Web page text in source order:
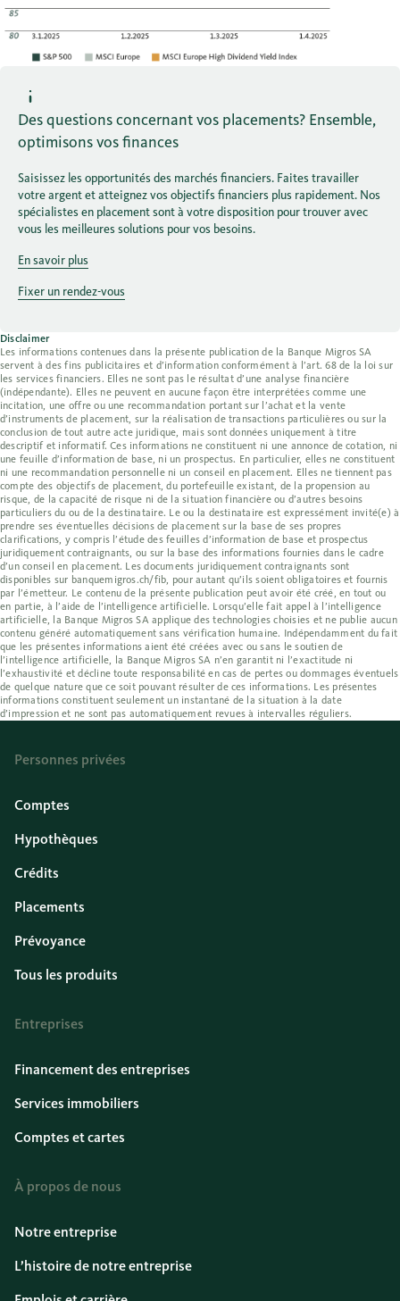
Des questions concernant vos placements? Ensemble,
optimisons vos finances
Saisissez les opportunités des marchés financiers. Faites travailler
votre argent et atteignez vos objectifs financiers plus rapidement. Nos
spécialistes en placement sont à votre disposition pour trouver avec
vous les meilleures solutions pour vos besoins.
En savoir plus
Fixer un rendez-vous
Disclaimer
Les informations contenues dans la présente publication de la Banque Migros SA
servent à des fins publicitaires et d’information conformément à l’art. 68 de la loi sur
les services financiers. Elles ne sont pas le résultat d’une analyse financière
(indépendante). Elles ne peuvent en aucune façon être interprétées comme une
incitation, une offre ou une recommandation portant sur l’achat et la vente
d’instruments de placement, sur la réalisation de transactions particulières ou sur la
conclusion de tout autre acte juridique, mais sont données uniquement à titre
descriptif et informatif. Ces informations ne constituent ni une annonce de cotation, ni
une feuille d’information de base, ni un prospectus. En particulier, elles ne constituent
ni une recommandation personnelle ni un conseil en placement. Elles ne tiennent pas
compte des objectifs de placement, du portefeuille existant, de la propension au
risque, de la capacité de risque ni de la situation financière ou d’autres besoins
particuliers du ou de la destinataire. Le ou la destinataire est expressément invité(e) à
prendre ses éventuelles décisions de placement sur la base de ses propres
clarifications, y compris l’étude des feuilles d’information de base et prospectus
juridiquement contraignants, ou sur la base des informations fournies dans le cadre
d’un conseil en placement. Les documents juridiquement contraignants sont
disponibles sur banquemigros.ch/fib, pour autant qu’ils soient obligatoires et fournis
par l’émetteur. Le contenu de la présente publication peut avoir été créé, en tout ou
en partie, à l’aide de l’intelligence artificielle. Lorsqu’elle fait appel à l’intelligence
artificielle, la Banque Migros SA applique des technologies choisies et ne publie aucun
contenu généré automatiquement sans vérification humaine. Indépendamment du fait
que les présentes informations aient été créées avec ou sans le soutien de
l’intelligence artificielle, la Banque Migros SA n’en garantit ni l’exactitude ni
l’exhaustivité et décline toute responsabilité en cas de pertes ou dommages éventuels
de quelque nature que ce soit pouvant résulter de ces informations. Les présentes
informations constituent seulement un instantané de la situation à la date
d’impression et ne sont pas automatiquement revues à intervalles réguliers.
Personnes privées
Comptes
Hypothèques
Crédits
Placements
Prévoyance
Tous les produits
Entreprises
Financement des entreprises
Services immobiliers
Comptes et cartes
À propos de nous
Notre entreprise
L’histoire de notre entreprise